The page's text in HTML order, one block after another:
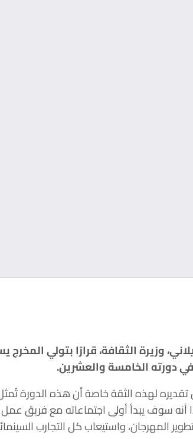
وزيرة الثقافة، قرارًا بتولي المخرج
دورته الخامسة والعشرين.
تقديره لهذه الثقة خاصة أن هذه الدورة
أنه سوف يبدأ أولى اجتماعاته مع فريق
المهرجان، واستيعاب كل التجارب